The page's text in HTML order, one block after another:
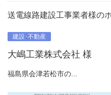
送電線路建設工事業者様の
建設･不動産
大嶋工業株式会社 様
福島県会津若松市の...